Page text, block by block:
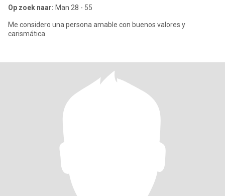
Op zoek naar: Man 28 - 55
Me considero una persona amable con buenos valores y
carismática